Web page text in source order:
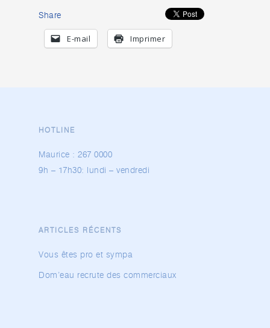
Share
E-mail Imprimer
HOTLINE
Maurice : 267 0000
9h – 17h30: lundi – vendredi
ARTICLES RÉCENTS
Vous êtes pro et sympa
Dom’eau recrute des commerciaux